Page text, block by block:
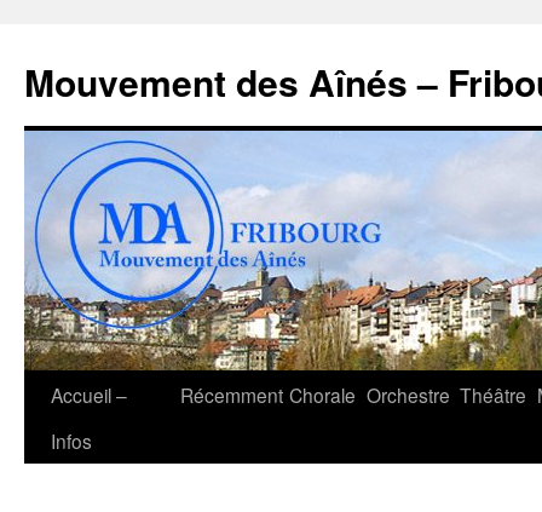
contenu
Mouvement des Aînés –
Accueil –
Infos
Récemment Chorale Orchestre Théâtre